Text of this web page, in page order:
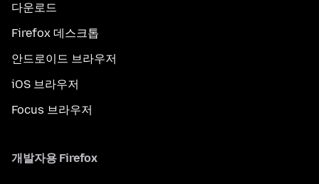
다운로드
Firefox 데스크톱
안드로이드 브라우저
iOS 브라우저
Focus 브라우저
개발자용 Firefox